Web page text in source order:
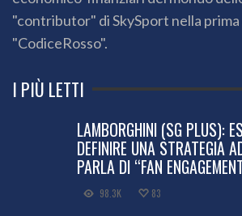
"contributor" di SkySport nella prima
"CodiceRosso".
I PIÙ LETTI
LAMBORGHINI (SG PLUS):
DEFINIRE UNA STRATEGIA
PARLA DI “FAN
98.3K 83